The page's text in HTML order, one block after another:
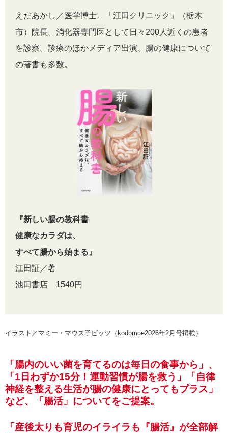
えだあかし／医学博士。「江田クリニック」（栃木
市）院長。消化器専門医として日々200人近くの患者
を診察。診療のほかメディア出演、腸の健康について
の著書も多数。
『新しい腸の教科書
健康なカラダは、
すべて腸から始まる』
江田証／著
池田書店 1540円
イラスト／マミー・マウス子ビッツ（kodomoe2026年2月号掲載）
「腸内のいい菌を育てるのは毎日の食事から」、
「1日わずか15分！運動習慣が腸を救う」「自律
神経を整える生活が腸の健康にとってもプラス」
など、「腸活」についてをご提案。
「産後太りも育児のイライラも『腸活』が全部解